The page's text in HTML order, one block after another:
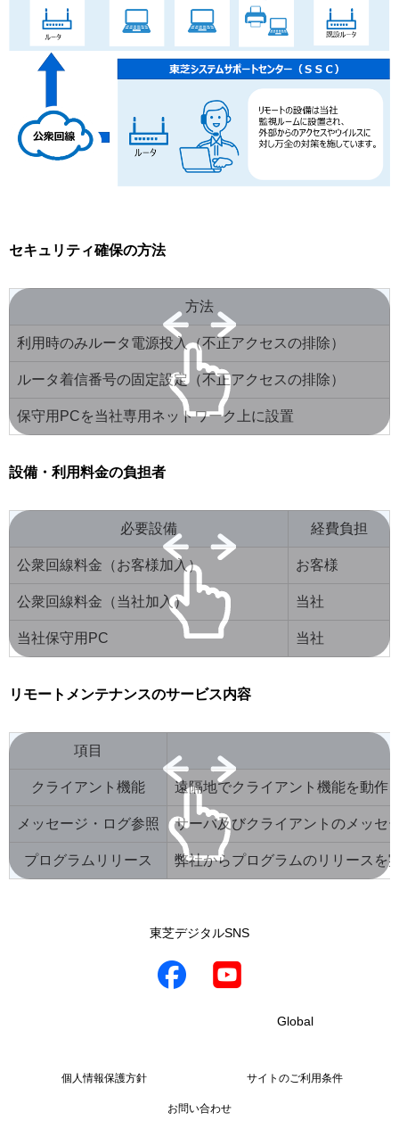
セキュリティ確保の方法
方法
利用時のみルータ電源投入（不正アクセスの排除）
ルータ着信番号の固定設定（不正アクセスの排除）
保守用PCを当社専用ネットワーク上に設置
設備・利用料金の負担者
必要設備 経費負担
公衆回線料金（お客様加入） お客様
公衆回線料金（当社加入） 当社
当社保守用PC 当社
リモートメンテナンスのサービス内容
項目
クライアント機能 遠隔地でクライアント機能を動作
メッセージ・ログ参照 サーバ及びクライアントのメッセ
プログラムリリース 弊社からプログラムのリリースを
東芝デジタルSNS
Global
個人情報保護方針 サイトのご利用条件
お問い合わせ